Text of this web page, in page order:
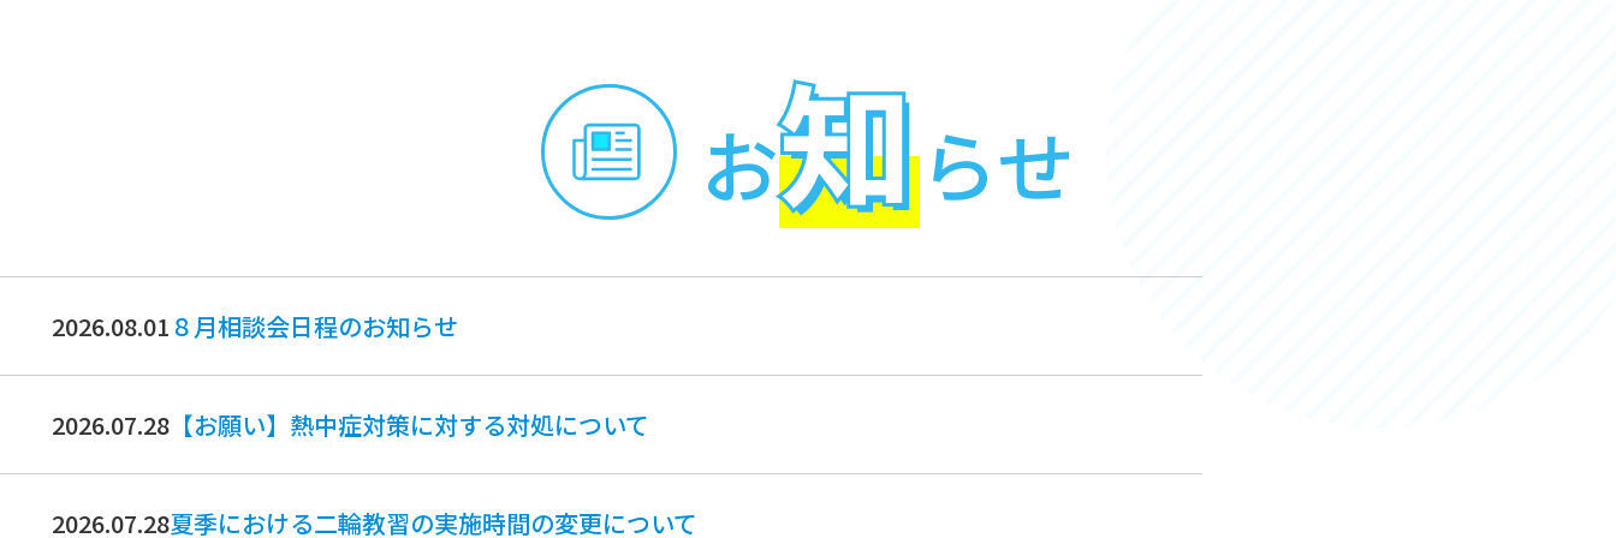
お知らせ
2026.08.01 ８月相談会日程のお知らせ
2026.07.28 【お願い】熱中症対策に対する対処について
2026.07.28夏季における二輪教習の実施時間の変更について